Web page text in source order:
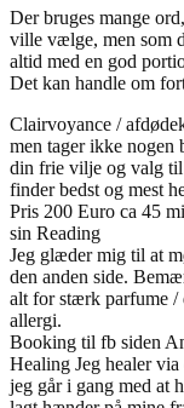
Der bruges mange
ville vælge, men som
altid med en god
Det kan handle om
Clairvoyance /
men tager ikke nogen
din frie vilje og valg
finder bedst og mest
Pris 200 Euro ca 45
sin Reading
Jeg glæder mig til at
den anden side.
alt for stærk parfume /
allergi.
Booking til fb siden
Healing Jeg healer
jeg går i gang med at